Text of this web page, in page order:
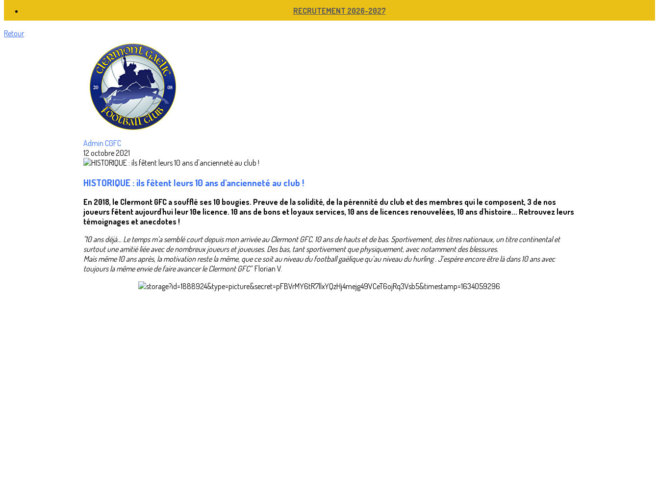
RECRUTEMENT 2026-2027
Retour
Admin CGFC
12 octobre 2021
HISTORIQUE : ils fêtent leurs 10 ans d'ancienneté au club !
En 2018, le Clermont GFC a soufflé ses 10 bougies. Preuve de la solidité, de la pérennité du club et des membres qui le composent, 3 de nos
joueurs fêtent aujourd'hui leur 10e licence. 10 ans de bons et loyaux services, 10 ans de licences renouvelées, 10 ans d'histoire... Retrouvez leurs
témoignages et anecdotes !
"10 ans déjà... Le temps m’a semblé court depuis mon arrivée au Clermont GFC. 10 ans de hauts et de bas. Sportivement, des titres nationaux, un titre continental et
surtout une amitié liée avec de nombreux joueurs et joueuses. Des bas, tant sportivement que physiquement, avec notamment des blessures.
Mais même 10 ans après, la motivation reste la même, que ce soit au niveau du football gaélique qu’au niveau du hurling . J’espère encore être là dans 10 ans avec
toujours la même envie de faire avancer le Clermont GFC"Florian V.